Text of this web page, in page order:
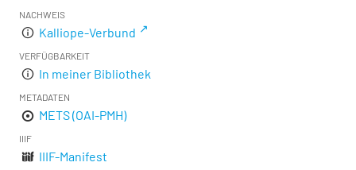
NACHWEIS
Kalliope-Verbund
VERFÜGBARKEIT
In meiner Bibliothek
METADATEN
METS (OAI-PMH)
IIIF
IIIF-Manifest